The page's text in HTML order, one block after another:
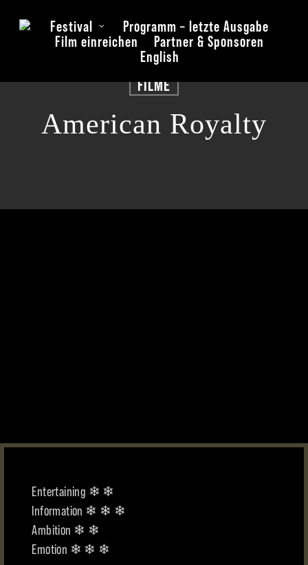
Festival
Programm – letzte Ausgabe
Film einreichen
Partner & Sponsoren
English
FILME
American Royalty
Entertaining ❄ ❄
Information ❄ ❄ ❄
Ambition ❄ ❄
Emotion ❄ ❄ ❄